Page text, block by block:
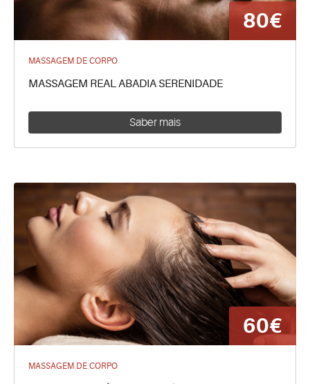
80€
MASSAGEM DE CORPO
MASSAGEM REAL ABADIA SERENIDADE
Saber mais
60€
MASSAGEM DE CORPO